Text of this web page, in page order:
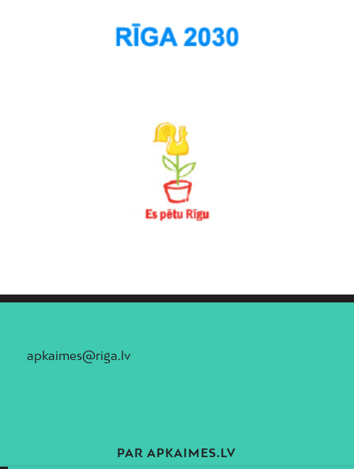
apkaimes@riga.lv
PAR APKAIMES.LV